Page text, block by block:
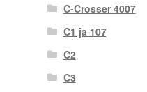
C-Crosser 4007
C1 ja 107
C2
C3